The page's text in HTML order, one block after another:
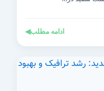
ادامه مطلب◀